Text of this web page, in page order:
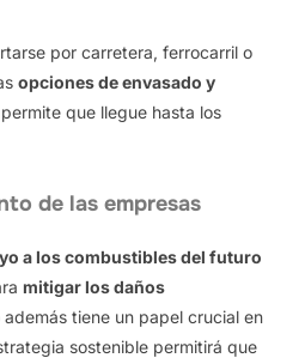
por carretera, ferrocarril o
opciones de envasado y
que llegue hasta los
de las empresas
a los combustibles del futuro
mitigar los daños
además tiene un papel crucial en
sostenible permitirá que